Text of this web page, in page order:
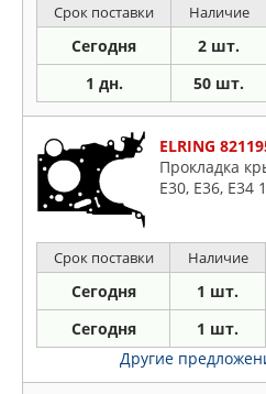
Срок поставки Наличие
Сегодня 2 шт.
1 дн. 50 шт.
ELRING
Прокладка
E30, E36, E34
Срок поставки Наличие
Сегодня 1 шт.
Сегодня 1 шт.
Другие